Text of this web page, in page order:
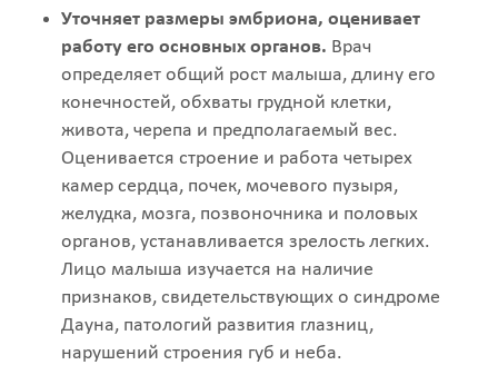
Уточняет размеры эмбриона, оценивает
работу его основных органов. Врач
определяет общий рост малыша, длину его
конечностей, обхваты грудной клетки,
живота, черепа и предполагаемый вес.
Оценивается строение и работа четырех
камер сердца, почек, мочевого пузыря,
желудка, мозга, позвоночника и половых
органов, устанавливается зрелость легких.
Лицо малыша изучается на наличие
признаков, свидетельствующих о синдроме
Дауна, патологий развития глазниц,
нарушений строения губ и неба.